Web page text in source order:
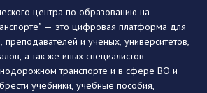
центра по образованию на
— это цифровая платформа для
преподавателей и ученых, университетов,
а так же иных специалистов
транспорте и в сфере ВО и
учебники, учебные пособия,